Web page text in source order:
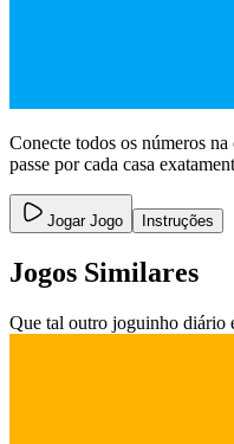
Conecte todos os números
passe por cada casa
Jogar Jogo Instruções
Jogos Similares
Que tal outro joguinho diário